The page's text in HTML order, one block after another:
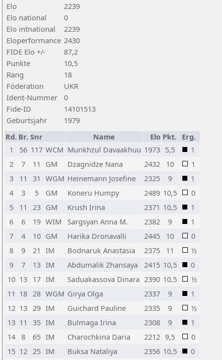
Elo
2239
Elo national
0
Elo intnational
2239
Eloperformance 2430
FIDE Elo +/-
87,2
Punkte
10,5
Rang
18
Föderation
UKR
Ident-Nummer
0
Fide-ID
14101513
Geburtsjahr
1979
Rd. Br. Snr Name Elo Pkt. Erg.
1
56 117 WCM Munkhzul Davaakhuu 1973 5,5
1
2
7 11 GM Dzagnidze Nana 2432 10
1
3
11 31 WGM Heinemann Josefine 2325 9
1
4
3 5 GM Koneru Humpy 2489 10,5
0
5
11 23 GM Krush Irina 2371 10,5
1
6
6 19 WIM Sargsyan Anna M. 2382 9
1
7
4 10 GM Harika Dronavalli 2445 10
0
8
9 21 IM Bodnaruk Anastasia 2375 11
½
9
7 13 IM Abdumalik Zhansaya 2415 10,5
0
10 13 17 IM Saduakassova Dinara 2390 10,5
½
11 18 28 WGM Girya Olga 2337 9
1
12 13 29 IM Guichard Pauline 2335 9
½
13 11 35 IM Bulmaga Irina 2308 9
1
14
8 65 IM Charochkina Daria 2212 9,5
0
15 12 25 IM Buksa Nataliya 2356 10,5
0